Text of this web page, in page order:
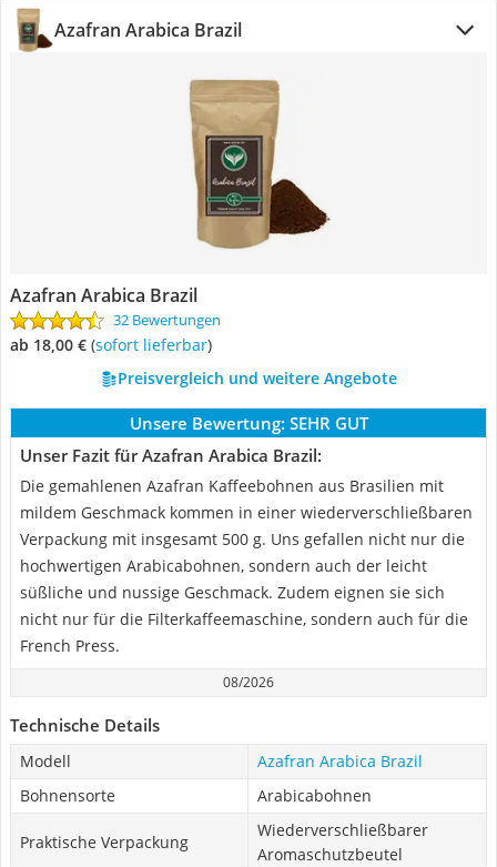
Azafran Arabica Brazil
Azafran Arabica Brazil
32 Bewertungen
ab 18,00 € ( Sofort lieferbar)
Preisvergleich und weitere Angebote
Unsere Bewertung: SEHR GUT
Unser Fazit für Azafran Arabica Brazil:
Die gemahlenen Azafran Kaffeebohnen aus Brasilien mit
mildem Geschmack kommen in einer wiederverschließbaren
Verpackung mit insgesamt 500 g. Uns gefallen nicht nur die
hochwertigen Arabicabohnen, sondern auch der leicht
süßliche und nussige Geschmack. Zudem eignen sie sich
nicht nur für die Filterkaffeemaschine, sondern auch für die
French Press.
08/2026
Technische Details
Modell
Azafran Arabica Brazil
Bohnensorte
Arabicabohnen
Praktische Verpackung
Wiederverschließbarer
Aromaschutzbeutel